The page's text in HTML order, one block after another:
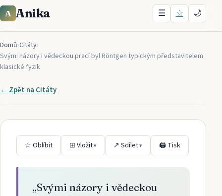
A Anika ☰ ☆ 🌙
Domů›Citáty›
Svými názory i vědeckou prací byl Röntgen typickým představitelem
klasické fyzik
← Zpět na Citáty
☆ Oblíbit ⊞ Vložit▾ ↗ Sdílet▾ 🖨 Tisk
„Svými názory i vědeckou